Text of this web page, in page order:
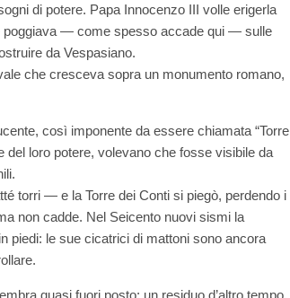
di potere. Papa Innocenzo III volle erigerla
poggiava — come spesso accade qui — sulle
da Vespasiano.
che cresceva sopra un monumento romano,
così imponente da essere chiamata “Torre
del loro potere, volevano che fosse visibile da
torri — e la Torre dei Conti si piegò, perdendo i
non cadde. Nel Seicento nuovi sismi la
piedi: le sue cicatrici di mattoni sono ancora
quasi fuori posto: un residuo d’altro tempo,